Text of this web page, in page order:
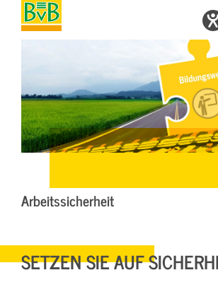
Arbeitssicherheit
SETZEN SIE AUF